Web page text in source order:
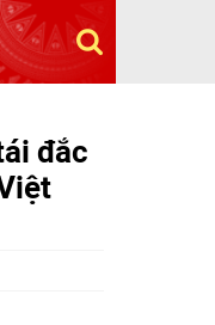
đắc